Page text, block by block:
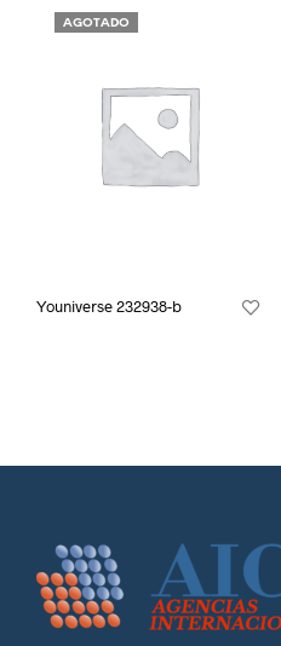
AGOTADO
Youniverse 232938-b